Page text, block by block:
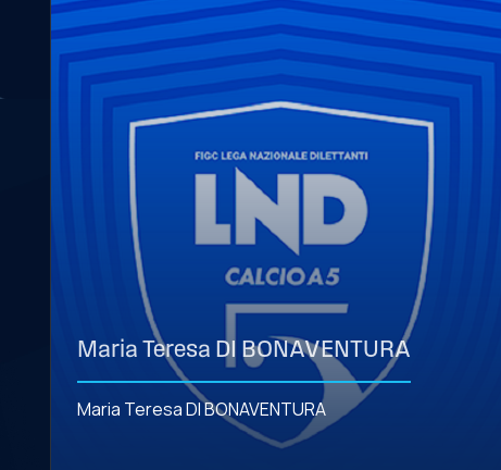
Maria Teresa DI BONAVENTURA
Maria Teresa DI BONAVENTURA